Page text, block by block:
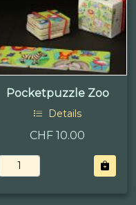
Pocketpuzzle Zoo
Details
CHF 10.00